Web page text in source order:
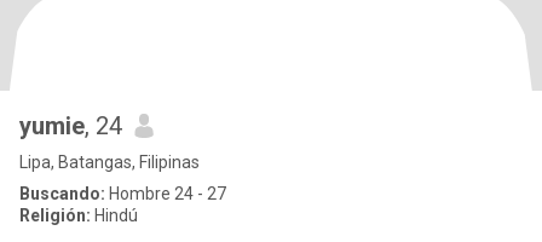
yumie, 24
Lipa, Batangas, Filipinas
Buscando: Hombre 24 - 27
Religión: Hindú